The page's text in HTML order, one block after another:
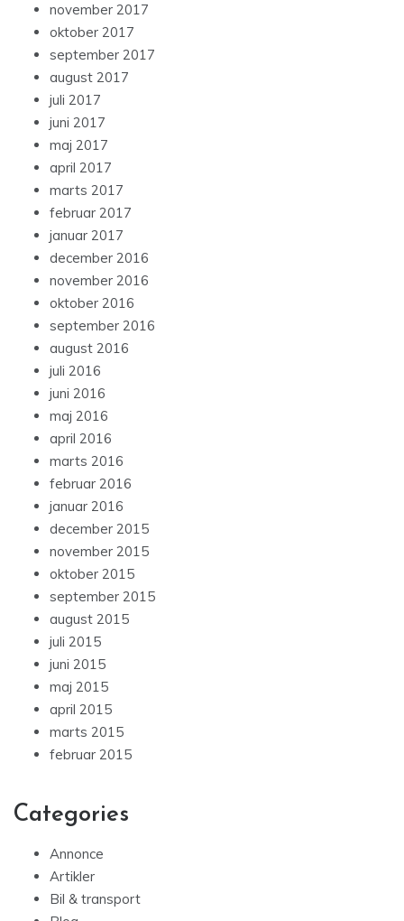
november 2017
oktober 2017
september 2017
august 2017
juli 2017
juni 2017
maj 2017
april 2017
marts 2017
februar 2017
januar 2017
december 2016
november 2016
oktober 2016
september 2016
august 2016
juli 2016
juni 2016
maj 2016
april 2016
marts 2016
februar 2016
januar 2016
december 2015
november 2015
oktober 2015
september 2015
august 2015
juli 2015
juni 2015
maj 2015
april 2015
marts 2015
februar 2015
Categories
Annonce
Artikler
Bil & transport